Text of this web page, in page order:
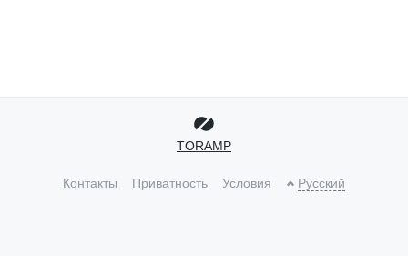
TORAMP
Контакты Приватность Условия Русский